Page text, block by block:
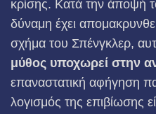
κρίσης. Κατά την άποψή
δύναμη έχει
σχήμα του Σπένγκλερ,
μύθος υποχωρεί στην
επαναστατική αφήγηση
λογισμός της επιβίωσης